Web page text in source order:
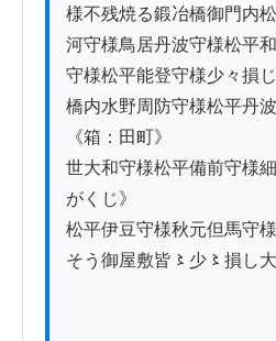
様不残焼る鍛冶橋御門内
河守様鳥居丹波守様松平
守様松平能登守様少々損
橋内水野周防守様松
《箱：田町》
世大和守様松平備前守様
がくじ》
松平伊豆守様秋元但馬守
そう御屋敷皆〻少〻損し